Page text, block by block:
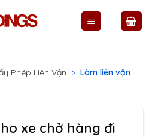
Phép Liên Vận > Làm liên vận
xe chở hàng đi